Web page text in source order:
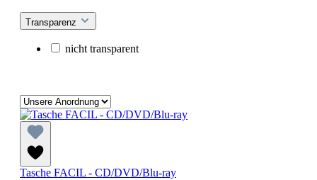
Transparenz
nicht transparent
Tasche FACIL - CD/DVD/Blu-ray